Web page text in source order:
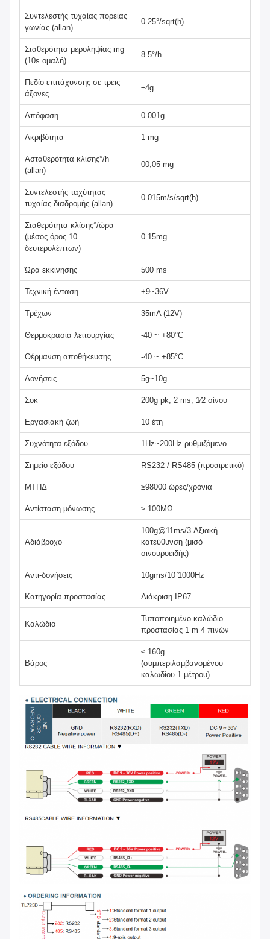
Συντελεστής τυχαίας πορείας
γωνίας (allan)
0.25°/sqrt(h)
Σταθερότητα μεροληψίας mg
(10s ομαλή)
8.5°/h
Πεδίο επιτάχυνσης σε τρεις
άξονες
±4g
Απόφαση 0.001g
Ακριβότητα 1 mg
Ασταθερότητα κλίσης°/h
(allan)
00,05 mg
Συντελεστής ταχύτητας
τυχαίας διαδρομής (allan)
0.015m/s/sqrt(h)
Σταθερότητα κλίσης°/ώρα
(μέσος όρος 10
δευτερολέπτων)
0.15mg
Ώρα εκκίνησης 500 ms
Τεχνική ένταση +9~36V
Τρέχων 35mA (12V)
Θερμοκρασία λειτουργίας -40 ~ +80°C
Θέρμανση αποθήκευσης -40 ~ +85°C
Δονήσεις 5g~10g
Σοκ 200g pk, 2 ms, 1⁄2 σίνου
Εργασιακή ζωή 10 έτη
Συχνότητα εξόδου 1Hz~200Hz ρυθμιζόμενο
Σημείο εξόδου RS232 / RS485 (προαιρετικό)
ΜΤΠΔ ≥98000 ώρες/χρόνια
Αντίσταση μόνωσης ≥ 100MΩ
Αδιάβροχο
100g@11ms/3 Αξιακή
κατεύθυνση (μισό
σινουροειδής)
Αντι-δονήσεις 10gms/10 ̇1000Hz
Κατηγορία προστασίας Διάκριση IP67
Καλώδιο
Τυποποιημένο καλώδιο
προστασίας 1 m 4 πινών
Βάρος
≤ 160g
(συμπεριλαμβανομένου
καλωδίου 1 μέτρου)